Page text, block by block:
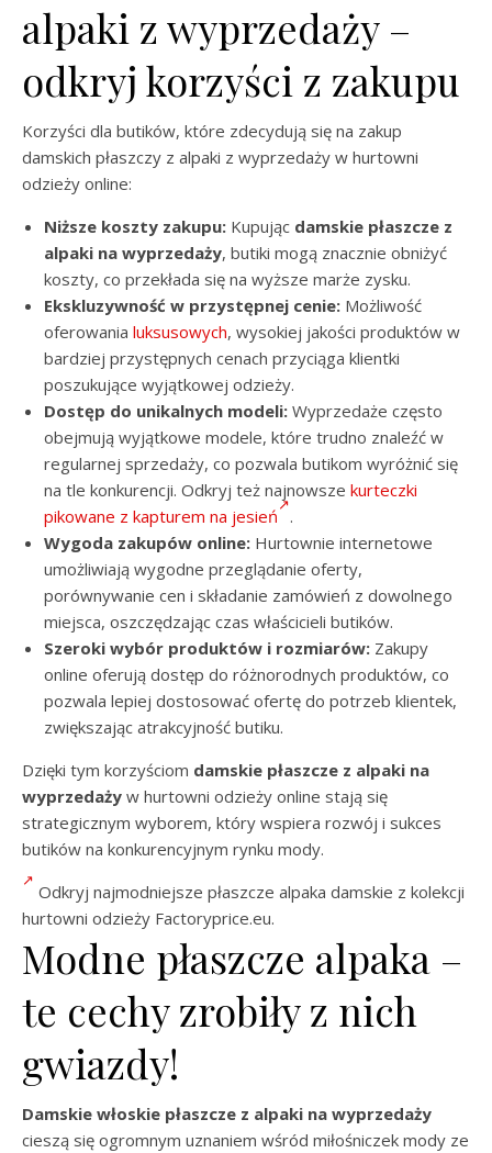
alpaki z wyprzedaży –
odkryj korzyści z zakupu
Korzyści dla butików, które zdecydują się na zakup
damskich płaszczy z alpaki z wyprzedaży w hurtowni
odzieży online:
Niższe koszty zakupu: Kupując damskie płaszcze z
alpaki na wyprzedaży, butiki mogą znacznie obniżyć
koszty, co przekłada się na wyższe marże zysku.
Ekskluzywność w przystępnej cenie: Możliwość
oferowania luksusowych, wysokiej jakości produktów w
bardziej przystępnych cenach przyciąga klientki
poszukujące wyjątkowej odzieży.
Dostęp do unikalnych modeli: Wyprzedaże często
obejmują wyjątkowe modele, które trudno znaleźć w
regularnej sprzedaży, co pozwala butikom wyróżnić się
na tle konkurencji. Odkryj też najnowsze kurteczki
pikowane z kapturem na jesień .
Wygoda zakupów online: Hurtownie internetowe
umożliwiają wygodne przeglądanie oferty,
porównywanie cen i składanie zamówień z dowolnego
miejsca, oszczędzając czas właścicieli butików.
Szeroki wybór produktów i rozmiarów: Zakupy
online oferują dostęp do różnorodnych produktów, co
pozwala lepiej dostosować ofertę do potrzeb klientek,
zwiększając atrakcyjność butiku.
Dzięki tym korzyściom damskie płaszcze z alpaki na
wyprzedaży w hurtowni odzieży online stają się
strategicznym wyborem, który wspiera rozwój i sukces
butików na konkurencyjnym rynku mody.
Odkryj najmodniejsze płaszcze alpaka damskie z kolekcji
hurtowni odzieży Factoryprice.eu.
Modne płaszcze alpaka –
te cechy zrobiły z nich
gwiazdy!
Damskie włoskie płaszcze z alpaki na wyprzedaży
cieszą się ogromnym uznaniem wśród miłośniczek mody ze